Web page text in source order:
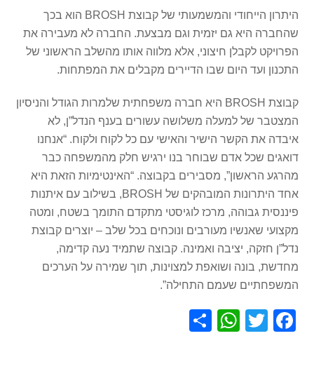
היתרון הייחודי והמשמעותי של קבוצת BROSH הוא בכך
שהחברה היא גם יזמית וגם מבצעת. החברה לא מעבירה את
הפרויקט לקבלן חיצוני, אלא מלווה אותו מהשלב הראשוני של
התכנון ועד היום שבו הדיירים מקבלים את המפתחות.
קבוצת BROSH היא חברה משפחתית שלמרות הגודל והניסיון
המצטבר של למעלה משלושה עשורים בענף הנדל”ן, לא
איבדה את הקשר הישיר והאישי עם כל לקוח ולקוח. “אנחנו
דואגים שכל אדם שבוחר בנו ירגיש חלק מהמשפחה כבר
מהרגע הראשון”, מסבירים בקבוצה. “האינטימיות הזאת היא
אחד היתרונות המובהקים של BROSH, בשילוב עם איתנות
פיננסית גבוהה, מרכז לוגיסטי מתקדם התומך בשטח, ומטה
מקצועי שאנשיו מעורבים ונוכחים בכל שלב – יוצרים קבוצת
נדל”ן חזקה, יציבה ואמינה. קבוצה שתמיד נעה קדימה,
מחדשת, בונה ושואפת למצוינות, תוך שמירה על הערכים
המשפחתיים שעמם התחילה”.
F
T
W